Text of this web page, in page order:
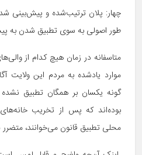
چهار: پلان ترتیب‌شده و پیش‌بینی
طور اصولی به سوی تطبیق شدن به
متاسفانه در زمان هیچ کدام از
موارد یادشده به مردم این ولایت
گونه یکسان بر همگان تطبیق
بوده‌اند که پس از تخریب
محلی تطبیق قانون می‌خوانند، متضرر